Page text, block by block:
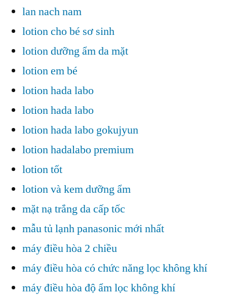
lan nach nam
lotion cho bé sơ sinh
lotion dưỡng ẩm da mặt
lotion em bé
lotion hada labo
lotion hada labo
lotion hada labo gokujyun
lotion hadalabo premium
lotion tốt
lotion và kem dưỡng ẩm
mặt nạ trắng da cấp tốc
mẫu tủ lạnh panasonic mới nhất
máy điều hòa 2 chiều
máy điều hòa có chức năng lọc không khí
máy điều hòa độ ẩm lọc không khí